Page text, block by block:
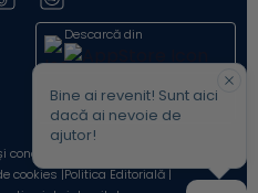
Descarcă din
condiții Shop Online |
cookies |Politica Editorială |
Bine ai revenit! Sunt aici
dacă ai nevoie de
ajutor!